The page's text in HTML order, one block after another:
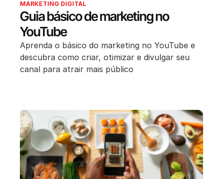
MARKETING DIGITAL
Guia básico de marketing no
YouTube
Aprenda o básico do marketing no YouTube e
descubra como criar, otimizar e divulgar seu
canal para atrair mais público